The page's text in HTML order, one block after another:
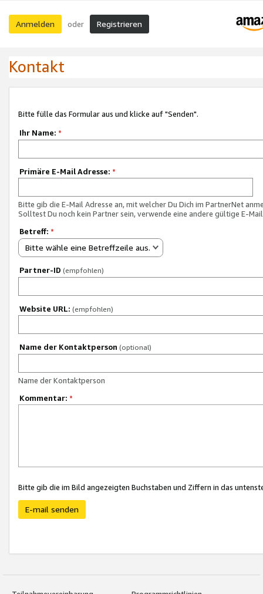
Anmelden oder Registrieren
Kontakt
Bitte fülle das Formular aus und klicke auf "Senden".
Ihr Name: *
Primäre E-Mail Adresse: *
Bitte gib die E-Mail Adresse an, mit welcher Du Dich im PartnerNet
Solltest Du noch kein Partner sein, verwende eine andere gültige E-
Betreff: *
Bitte wähle eine Betreffzeile aus.
Partner-ID (empfohlen)
Website URL: (empfohlen)
Name der Kontaktperson (optional)
Name der Kontaktperson
Kommentar: *
Bitte gib die im Bild angezeigten Buchstaben und Ziffern in das
E-mail senden